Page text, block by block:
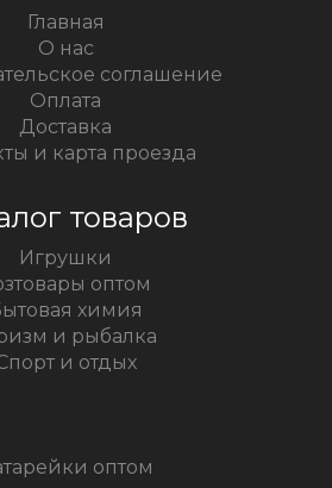
Главная
О нас
соглашение
Оплата
Доставка
и карта проезда
товаров
Игрушки
оптом
химия
и рыбалка
и отдых
оптом